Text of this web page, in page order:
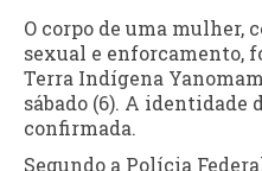
O corpo de uma mulher,
sexual e enforcamento,
Terra Indígena
sábado (6). A
confirmada.
Segundo a Polícia